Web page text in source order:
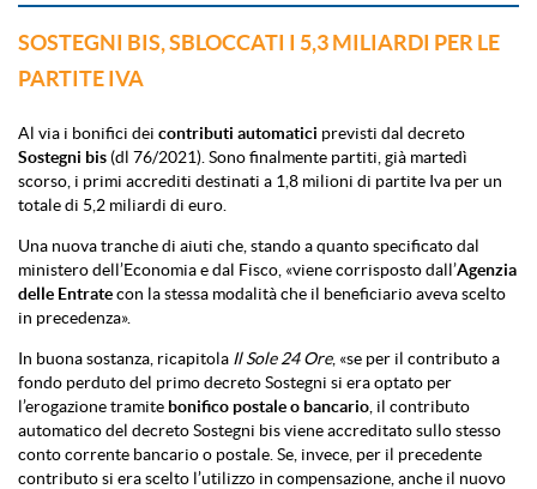
SOSTEGNI BIS, SBLOCCATI I 5,3 MILIARDI PER LE
PARTITE IVA
Al via i bonifici dei contributi automatici previsti dal decreto
Sostegni bis (dl 76/2021). Sono finalmente partiti, già martedì
scorso, i primi accrediti destinati a 1,8 milioni di partite Iva per un
totale di 5,2 miliardi di euro.
Una nuova tranche di aiuti che, stando a quanto specificato dal
ministero dell’Economia e dal Fisco, «viene corrisposto dall’Agenzia
delle Entratecon la stessa modalità che il beneficiario aveva scelto
in precedenza».
In buona sostanza, ricapitola Il Sole 24 Ore, «se per il contributo a
fondo perduto del primo decreto Sostegni si era optato per
l’erogazione tramite bonifico postale o bancario , il contributo
automatico del decreto Sostegni bis viene accreditato sullo stesso
conto corrente bancario o postale. Se, invece, per il precedente
contributo si era scelto l’utilizzo in compensazione, anche il nuovo